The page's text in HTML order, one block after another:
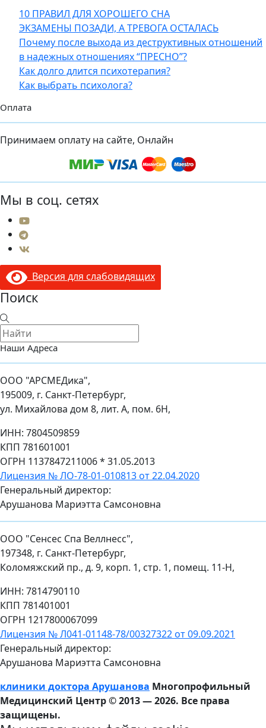
10 ПРАВИЛ ДЛЯ ХОРОШЕГО СНА
ЭКЗАМЕНЫ ПОЗАДИ, А ТРЕВОГА ОСТАЛАСЬ
Почему после выхода из деструктивных отношений
в надежных отношениях “ПРЕСНО”?
Как долго длится психотерапия?
Как выбрать психолога?
Оплата
Принимаем оплату на сайте, Онлайн
Мы в соц. сетях
Версия для слабовидящих
Поиск
Наши Адреса
ООО "АРСМЕДика",
195009, г. Санкт-Петербург,
ул. Михайлова дом 8, лит. А, пом. 6Н,
ИНН: 7804509859
КПП 781601001
ОГРН 1137847211006 * 31.05.2013
Лицензия № ЛО-78-01-010813 от 22.04.2020
Генеральный директор:
Арушанова Мариэтта Самсоновна
ООО "Сенсес Спа Веллнесс",
197348, г. Санкт-Петербург,
Коломяжский пр., д. 9, корп. 1, стр. 1, помещ. 11-Н,
ИНН: 7814790110
КПП 781401001
ОГРН 1217800067099
Лицензия № Л041-01148-78/00327322 от 09.09.2021
Генеральный директор:
Арушанова Мариэтта Самсоновна
клиники доктора Арушанова Многопрофильный
Медицинский Центр © 2013 —2026. Все права
защищены.